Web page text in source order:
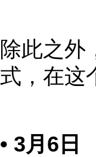
除此之外
式，在这
• 3月6日